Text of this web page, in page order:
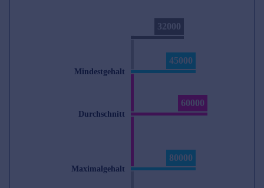
32000
45000
Mindestgehalt
60000
Durchschnitt
80000
Maximalgehalt